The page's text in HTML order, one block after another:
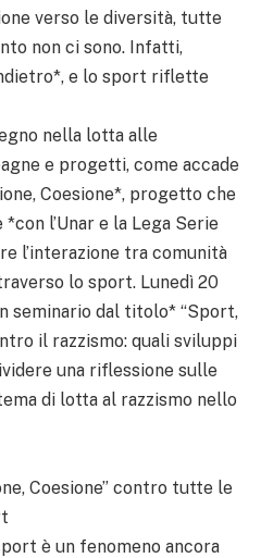
verso le diversità, tutte
non ci sono. Infatti,
e lo sport riflette
nella lotta alle
e progetti, come accade
Coesione*, progetto che
l’Unar e la Lega Serie
l’interazione tra comunità
lo sport. Lunedì 20
seminario dal titolo* “Sport,
il razzismo: quali sviluppi
una riflessione sulle
di lotta al razzismo nello
Coesione” contro tutte le
è un fenomeno ancora